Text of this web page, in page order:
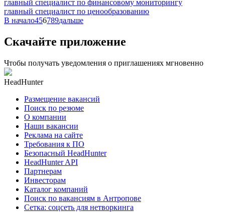
главный специалист по финансовому мониторингу
главный специалист по ценообразованию
В начало456789дальше
Скачайте приложение
Чтобы получать уведомления о приглашениях мгновенно
HeadHunter
Размещение вакансий
Поиск по резюме
О компании
Наши вакансии
Реклама на сайте
Требования к ПО
Безопасный HeadHunter
HeadHunter API
Партнерам
Инвесторам
Каталог компаний
Поиск по вакансиям в Антропове
Сетка: соцсеть для нетворкинга